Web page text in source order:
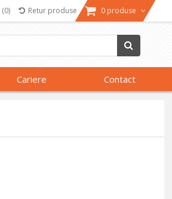
(0) Retur produse 0 produse
Cariere Contact